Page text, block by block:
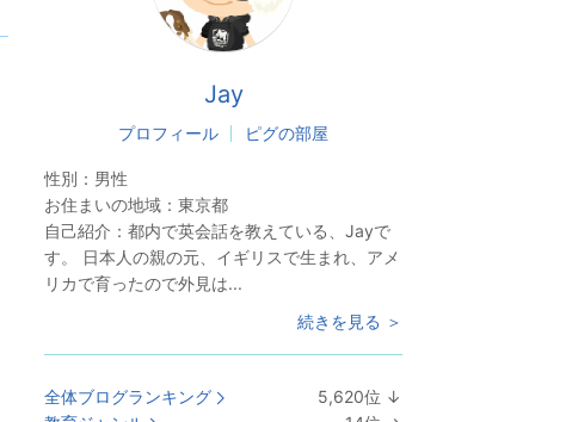
Jay
プロフィール ピグの部屋
性別： 男性
お住まいの地域： 東京都
自己紹介： 都内で英会話を教えている、Jayで
す。 日本人の親の元、イギリスで生まれ、アメ
リカで育ったので外見は...
続きを見る ＞
全体ブログランキング 5,620位 ↓